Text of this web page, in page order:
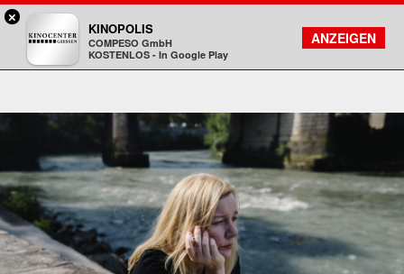
Kinopolis
FILMSUCHE
KONTO
×
KINOPOLIS
COMPESO GmbH
KOSTENLOS - In Google Play
ANZEIGEN